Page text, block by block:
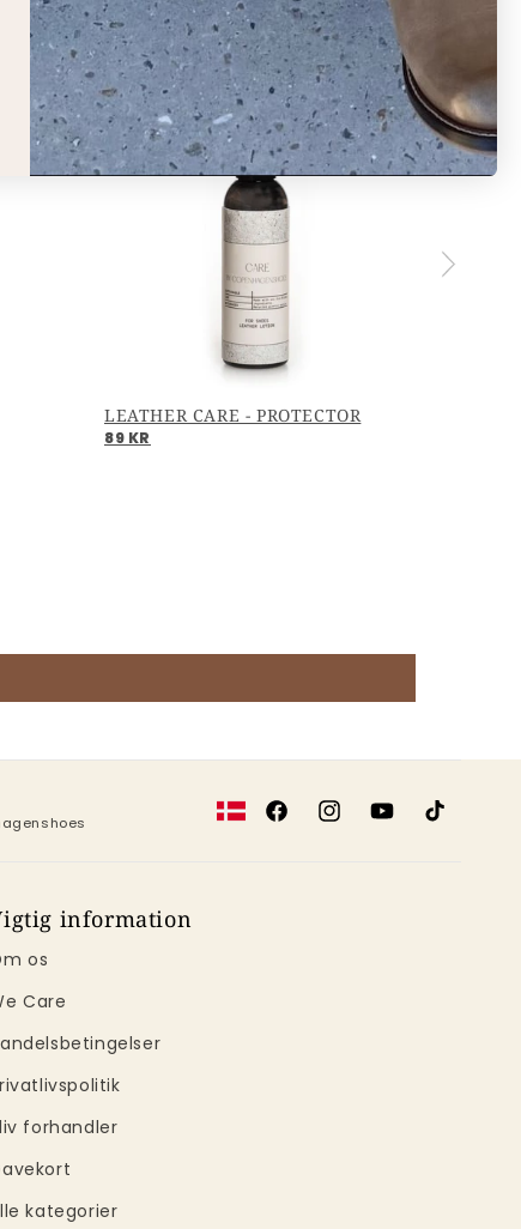
LEATHER CARE - PROTECTOR
89 KR
FacebookInstagramYouTubeTikTok
information
os
Care
forhandler
kategorier